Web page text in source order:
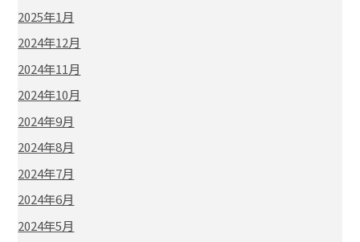
2025年1月
2024年12月
2024年11月
2024年10月
2024年9月
2024年8月
2024年7月
2024年6月
2024年5月